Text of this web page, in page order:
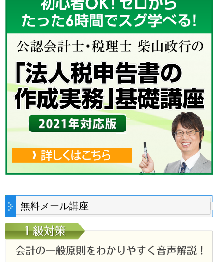
無料メール講座